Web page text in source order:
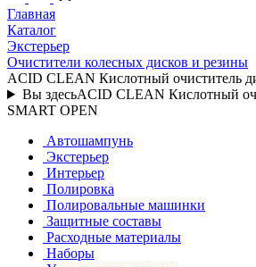
Главная
Каталог
Экстерьер
Очистители колесных дисков и резины
ACID CLEAN Кислотный очиститель
Вы здесьACID CLEAN Кислотный
SMART OPEN
Автошампунь
Экстерьер
Интерьер
Полировка
Полировальные машинки
Защитные составы
Расходные материалы
Наборы